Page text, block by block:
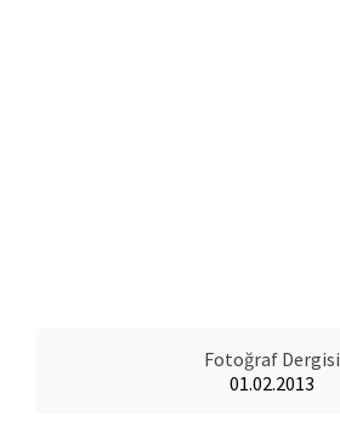
Fotoğraf Dergisi
01.02.2013